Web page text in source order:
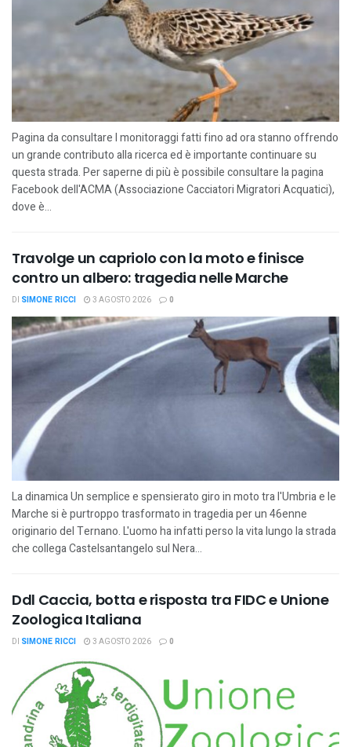
Pagina da consultare I monitoraggi fatti fino ad ora stanno offrendo
un grande contributo alla ricerca ed è importante continuare su
questa strada. Per saperne di più è possibile consultare la pagina
Facebook dell'ACMA (Associazione Cacciatori Migratori Acquatici),
dove è...
Travolge un capriolo con la moto e finisce
contro un albero: tragedia nelle Marche
DI SIMONE RICCI 3 AGOSTO 2026 0
La dinamica Un semplice e spensierato giro in moto tra l'Umbria e le
Marche si è purtroppo trasformato in tragedia per un 46enne
originario del Ternano. L'uomo ha infatti perso la vita lungo la strada
che collega Castelsantangelo sul Nera...
Ddl Caccia, botta e risposta tra FIDC e Unione
Zoologica Italiana
DI SIMONE RICCI 3 AGOSTO 2026 0